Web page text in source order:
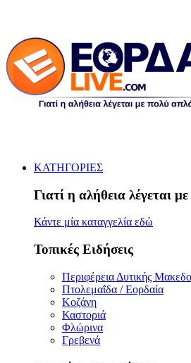
ΚΑΤΗΓΟΡΙΕΣ
Γιατί η αλήθεια λέγεται
Κάντε μία καταγγελία εδώ
Τοπικές Ειδήσεις
Περιφέρεια Δυτικής
Πτολεμαΐδα / Εορδαία
Κοζάνη
Καστοριά
Φλώρινα
Γρεβενά